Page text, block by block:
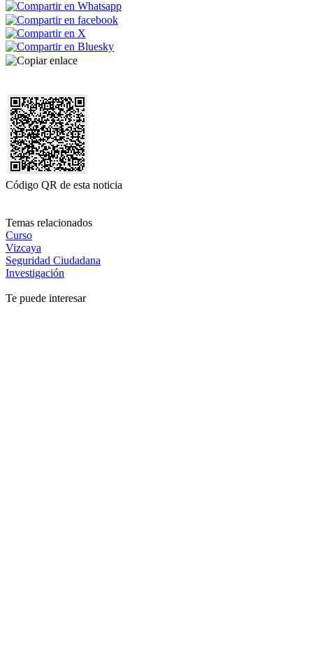
Código QR de esta noticia
Temas relacionados
Curso
Vizcaya
Seguridad Ciudadana
Investigación
Te puede interesar